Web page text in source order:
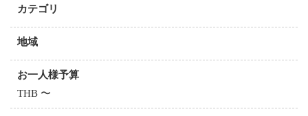
カテゴリ
地域
お一人様予算
THB 〜